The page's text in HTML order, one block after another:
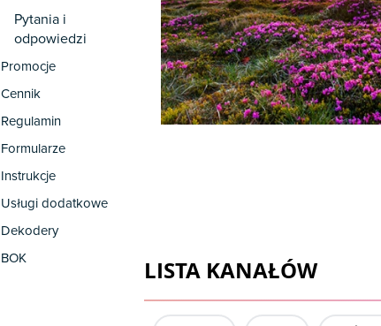
Pytania i
odpowiedzi
Promocje
Cennik
Regulamin
Formularze
Instrukcje
Usługi dodatkowe
Dekodery
BOK LISTA KANAŁÓW